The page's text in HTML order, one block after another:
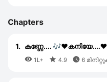
Chapters
1. കണ്ണേ....
 1L+  4.9  6